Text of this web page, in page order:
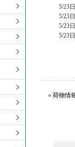
5/23
5/23
5/23
5/23
« 荷物情